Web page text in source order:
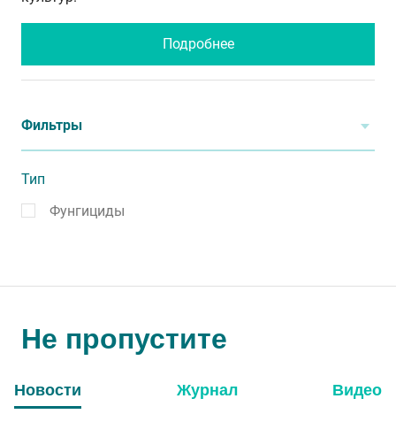
Подробнее
Фильтры
Тип
Фунгициды
Не пропустите
Новости Журнал Видео